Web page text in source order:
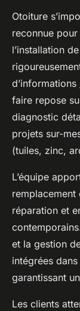
Otoiture
reconnue
l’installation
d’informations
faire repose
diagnostic
projets sur-
(tuiles, zinc,
L’équipe
réparation et
et la gestion
intégrées
garantissant
Les clients